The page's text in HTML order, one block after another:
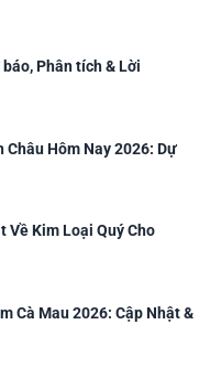
Phân tích & Lời
Châu Hôm Nay 2026: Dự
Về Kim Loại Quý Cho
Cà Mau 2026: Cập Nhật &